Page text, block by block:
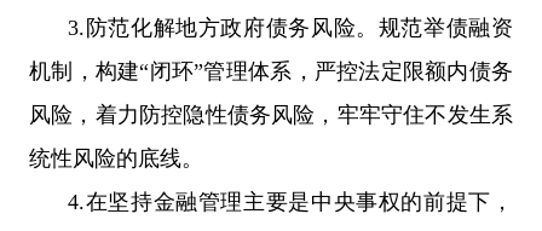
3.防范化解地方政府债务风险。规范举债融资
机制，构建“闭环”管理体系，严控法定限额内债务
风险，着力防控隐性债务风险，牢牢守住不发生系
统性风险的底线。
4.在坚持金融管理主要是中央事权的前提下，